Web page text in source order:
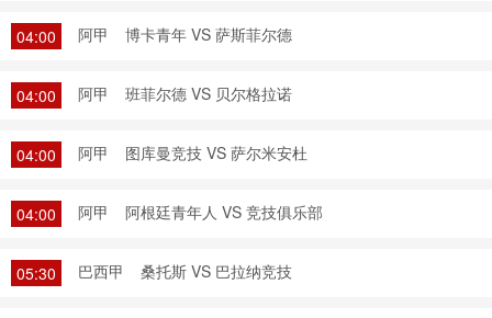
04:00 阿甲 博卡青年 VS 萨斯菲尔德
04:00 阿甲 班菲尔德 VS 贝尔格拉诺
04:00 阿甲 图库曼竞技 VS 萨尔米安杜
04:00 阿甲 阿根廷青年人 VS 竞技俱乐部
05:30 巴西甲 桑托斯 VS 巴拉纳竞技